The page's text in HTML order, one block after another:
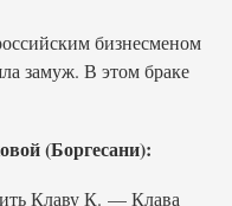
бизнесменом
замуж. В этом браке
(Боргесани):
Клаву К. — Клава